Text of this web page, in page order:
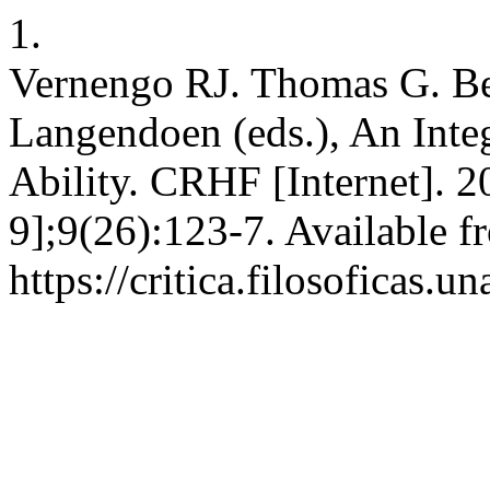
1.
Vernengo RJ. Thomas G.
Langendoen (eds.), An
Ability. CRHF [Internet].
9];9(26):123-7. Available
https://